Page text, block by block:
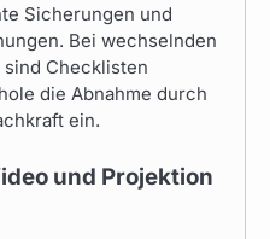
Sicherungen und
Bei wechselnden
Checklisten
die Abnahme durch
ein.
und Projektion